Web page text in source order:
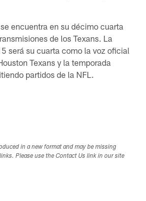
encuentra en su décimo cuarta
de los Texans. La
será su cuarta como la voz oficial
Texans y la temporada
partidos de la NFL.
in a new format and may be missing
Please use the Contact Us link in our site